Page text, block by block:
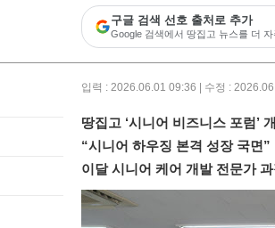
구글 검색 선호 출처로 추가
Google 검색에서 땅집고 뉴스를 더 자
입력 : 2026.06.01 09:36 | 수정 :
땅집고 ‘시니어 비즈니스 포럼’
“시니어 하우징 본격 성장 국면”
이달 시니어 케어 개발 전문가